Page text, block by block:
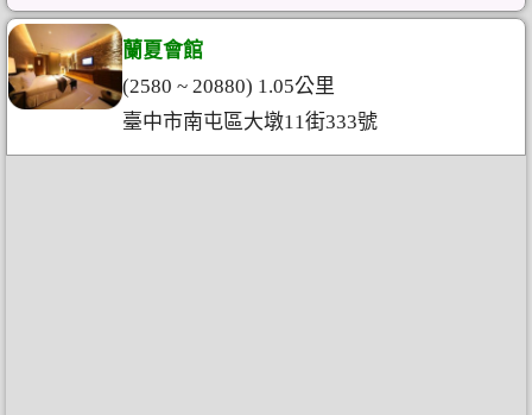
蘭夏會館
(2580 ~ 20880) 1.05公里
臺中市南屯區大墩11街333號